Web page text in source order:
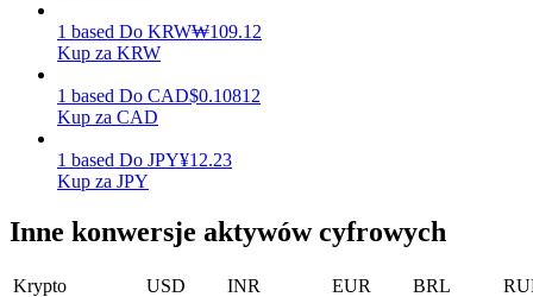
Stawianie
Wysokie zyski i natychmiastowy dostęp
1 based Do KRW₩109.12
Kup za KRW
1 based Do CAD$0.10812
Kup za CAD
1 based Do JPY¥12.23
Kup za JPY
Inne konwersje aktywów cyfrowych
Krypto USD INR EUR BRL